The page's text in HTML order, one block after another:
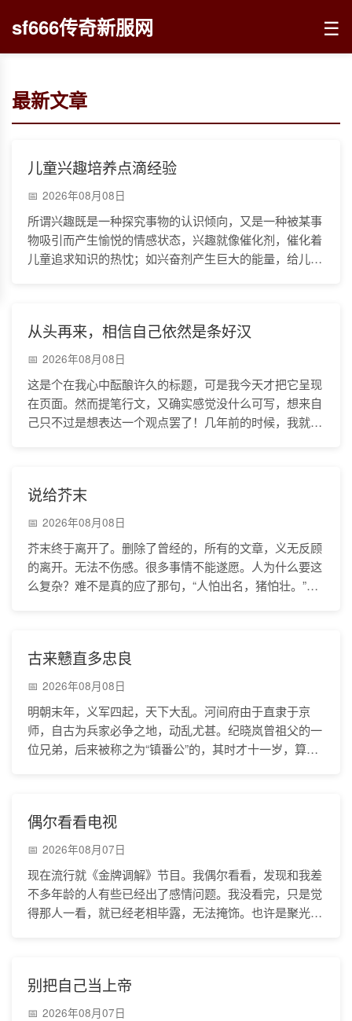
sf666传奇新服网 ☰
最新文章
儿童兴趣培养点滴经验
2026年08月08日
所谓兴趣既是一种探究事物的认识倾向，又是一种被某事
物吸引而产生愉悦的情感状态，兴趣就像催化剂，催化着
儿童追求知识的热忱；如兴奋剂产生巨大的能量，给儿童
从头再来，相信自己依然是条好汉
2026年08月08日
这是个在我心中酝酿许久的标题，可是我今天才把它呈现
在页面。然而提笔行文，又确实感觉没什么可写，想来自
己只不过是想表达一个观点罢了！几年前的时候，我就是
说给芥末
2026年08月08日
芥末终于离开了。删除了曾经的，所有的文章，义无反顾
的离开。无法不伤感。很多事情不能遂愿。人为什么要这
么复杂？难不是真的应了那句，“人怕出名，猪怕壮。”？
古来戆直多忠良
2026年08月08日
明朝末年，义军四起，天下大乱。河间府由于直隶于京
师，自古为兵家必争之地，动乱尤甚。纪晓岚曾祖父的一
位兄弟，后来被称之为“镇番公”的，其时才十一岁，算是
偶尔看看电视
2026年08月07日
现在流行就《金牌调解》节目。我偶尔看看，发现和我差
不多年龄的人有些已经出了感情问题。我没看完，只是觉
得那人一看，就已经老相毕露，无法掩饰。也许是聚光灯
别把自己当上帝
2026年08月07日